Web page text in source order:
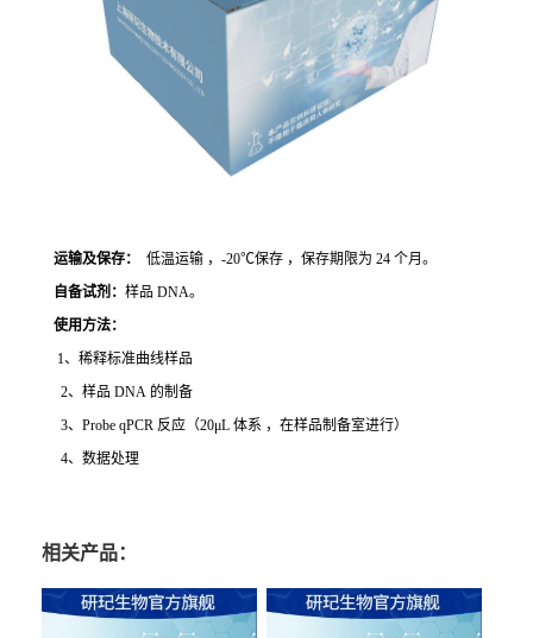
运输及保存：
低温运输 ，-20℃保存 ，保存期限为 24 个月。
自备试剂： 样品 DNA。
使用方法：
1、稀释标准曲线样品
2、样品 DNA 的制备
3、Probe qPCR 反应（20μL 体系 ，在样品制备室进行）
4、数据处理
相关产品：